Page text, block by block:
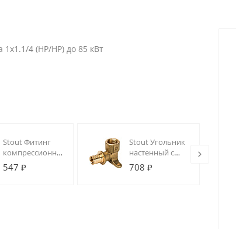
1х1.1/4 (НР/НР) до 85 кВт
Stout Фитинг
компрессионный
для медных
трубок 15 х
547 ₽
Stout Угольник
настенный с
креплением
20xRp 1/2" для
708 ₽